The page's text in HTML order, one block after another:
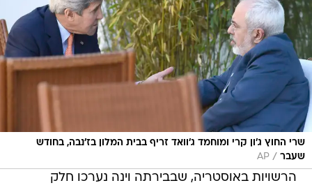
שרי החוץ ג'ון קרי ומוחמד ג'וואד זריף בבית המלון בז'נבה, בחודש
שעבר /
AP
הרשויות באוסטריה, שבבירתה וינה נערכו חלק